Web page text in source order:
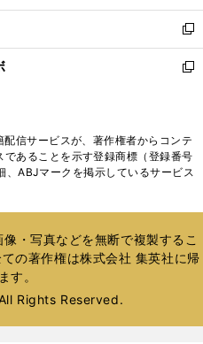
開
く
ウ
で
開
く
ン
ド
ウ
で
ウ
ィ
ン
ド
く
新
し
い
ド
ウ
で
新
ィ
ン
ド
開
く
信サービスが、著作権者からコンテ
あることを示す登録商標（登録番号
ABJマークを掲示しているサービス
・写真などを無断で複製するこ
の著作権は株式会社 集英社に帰
す。
Rights Reserved.